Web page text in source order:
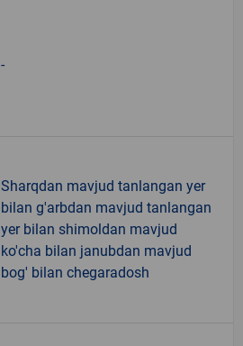
-
Sharqdan mavjud tanlangan yer
bilan g'arbdan mavjud tanlangan
yer bilan shimoldan mavjud
ko'cha bilan janubdan mavjud
bog' bilan chegaradosh